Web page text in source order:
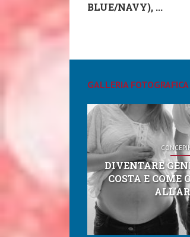
BLUE/NAVY), ...
GALLERIA FOTOGRAFICA
DIVENTARE
COSTA E COME